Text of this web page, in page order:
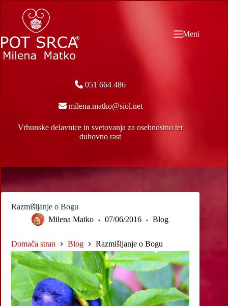
content
Meni
051 664 486
milena.matko@siol.net
Vrhunske delavnice in svetovanja za osebnostno ter
duhovno rast
Razmišljanje o Bogu
Milena Matko
07/06/2016 Blog
Domača stran Blog Razmišljanje o Bogu